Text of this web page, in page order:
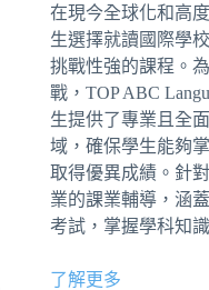
在現今全球化和高
生選擇就讀國際學
挑戰性強的課程。
戰，TOP ABC
生提供了專業且全
域，確保學生能夠
取得優異成績。針
業的課業輔導，涵
考試，掌握學科知識
了解更多